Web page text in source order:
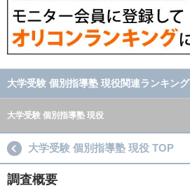
大学受験 個別指導塾 現役関連ランキング
大学受験 個別指導塾 現役
大学受験 個別指導塾 現役 TOP
調査概要